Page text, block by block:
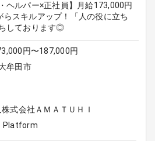
ヘルパー×正社員】月給173,000円
らスキルアップ！「人の役に立ち
しております◎
円〜187,000円
牟田市
式会社ＡＭＡＴＵＨＩ
Platform